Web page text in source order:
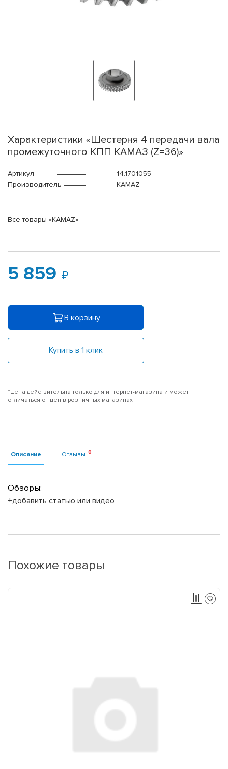
Характеристики «Шестерня 4 передачи вала
промежуточного КПП КАМАЗ (Z=36)»
Артикул
14.1701055
Производитель
KAMAZ
Все товары «KAMAZ»
5 859
В корзину
Купить в 1 клик
*Цена действительна только для интернет-магазина и может
отличаться от цен в розничных магазинах
Описание Отзывы
Обзоры:
+добавить статью или видео
Похожие товары